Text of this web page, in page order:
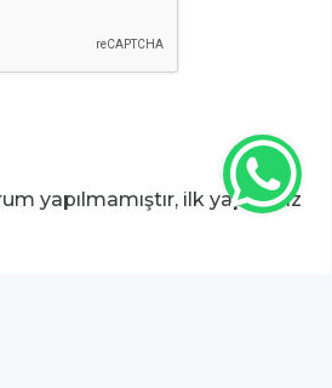
yapılmamıştır, ilk yapan siz